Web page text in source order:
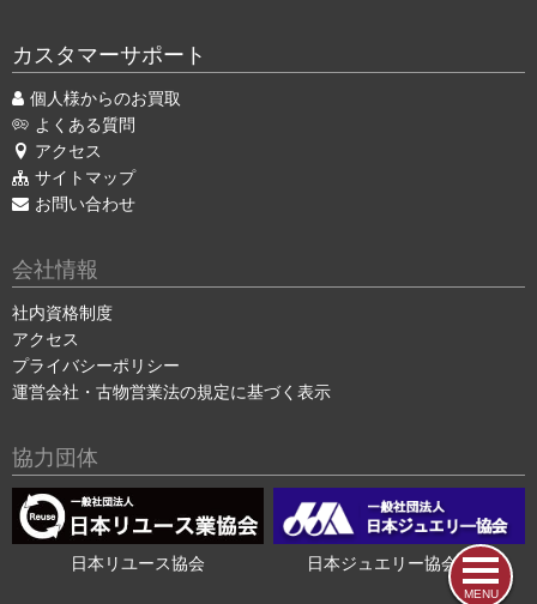
MENU
カスタマーサポート
個人様からのお買取
よくある質問
アクセス
サイトマップ
お問い合わせ
会社情報
社内資格制度
アクセス
プライバシーポリシー
運営会社・古物営業法の規定に基づく表示
協力団体
日本リユース協会 日本ジュエリー協会会員